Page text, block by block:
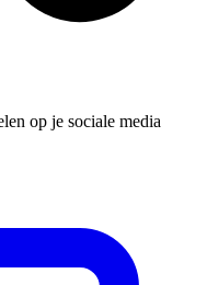
op je sociale media